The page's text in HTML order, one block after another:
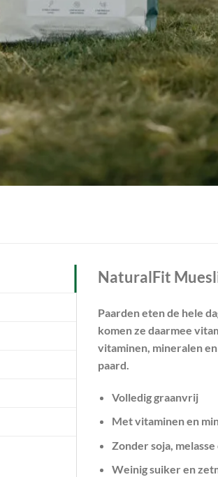
NaturalFit
Paarden eten de hele
komen ze daarmee
vitaminen, mineralen
paard.
Volledig graanvrij
Met vitaminen en
Zonder soja,
Weinig suiker en